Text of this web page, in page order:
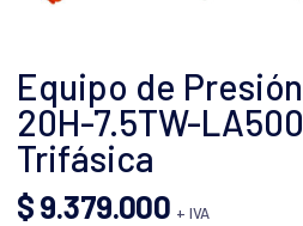
Equipo de
20H-7.5TW-LA500
Trifásica
$9.379.000 + IVA